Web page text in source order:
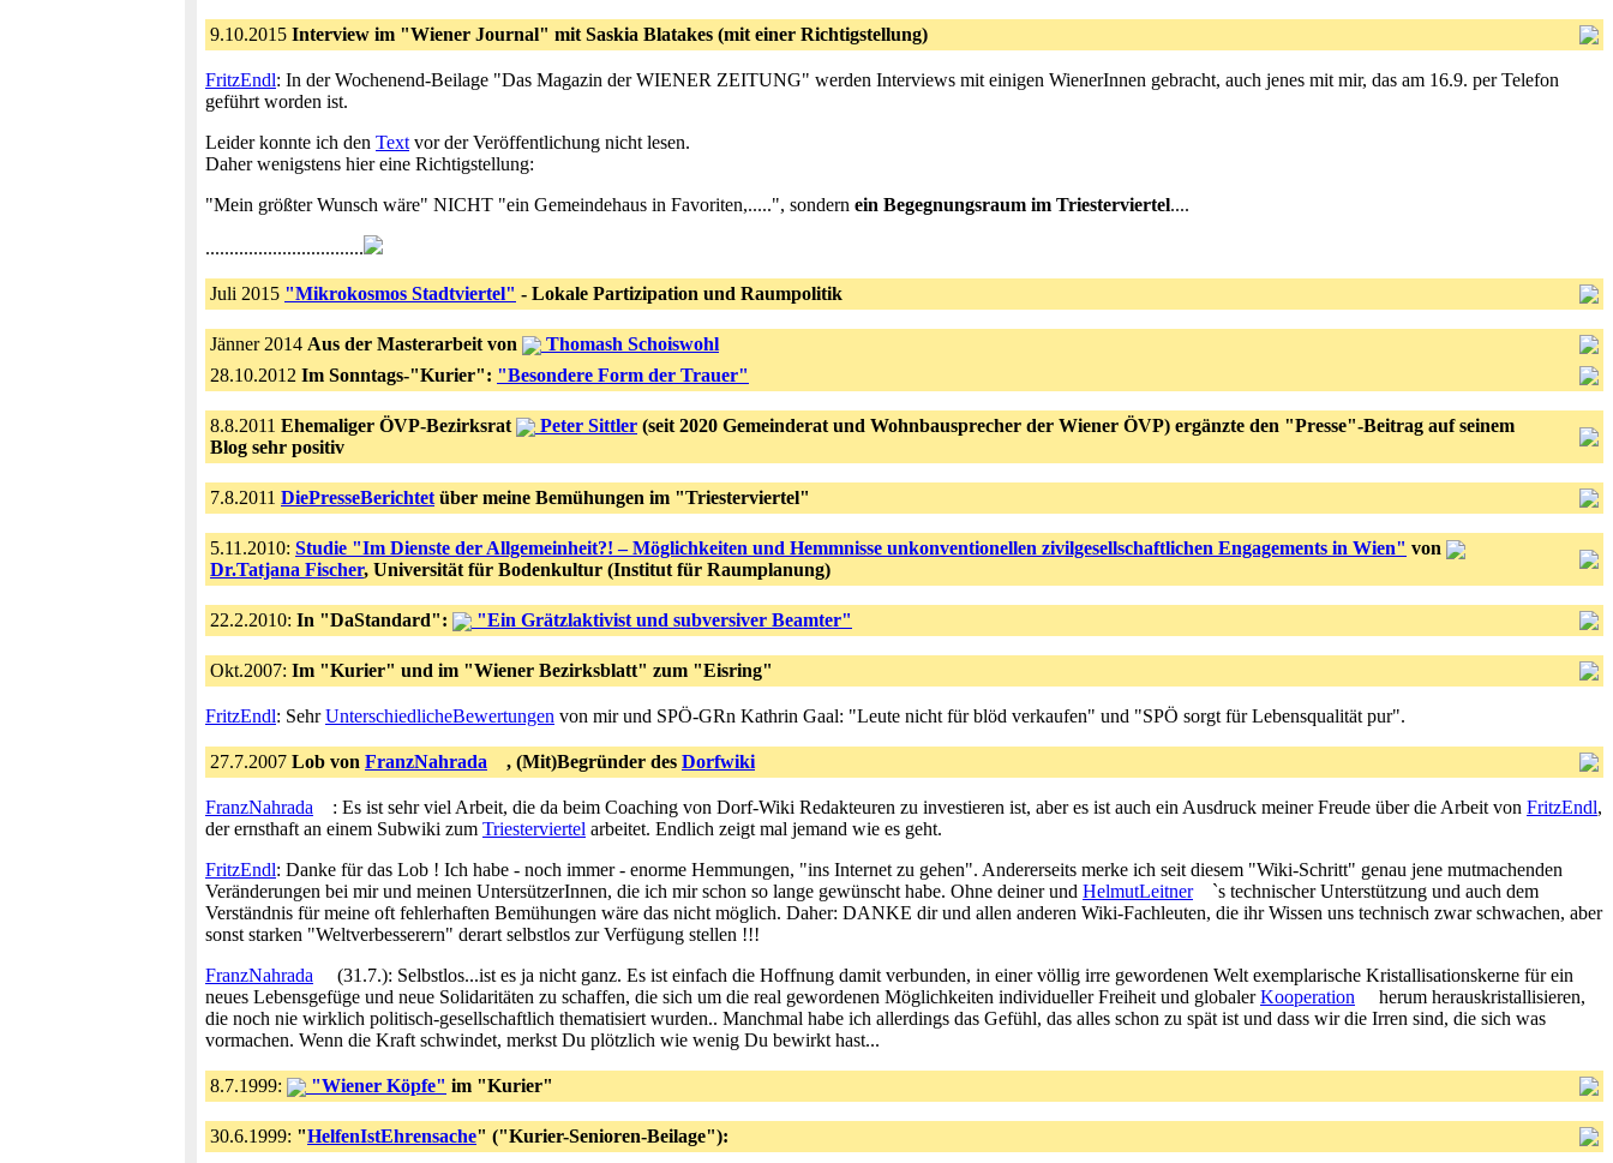
9.10.2015 Interview im "Wiener Journal" mit Saskia Blatakes (mit einer Richtigstellung)
FritzEndl: In der Wochenend-Beilage "Das Magazin der WIENER ZEITUNG" werden Interviews mit einigen WienerInnen gebracht, auch jenes mit mir, das am 16.9. per Telefon
geführt worden ist.
Leider konnte ich den Text vor der Veröffentlichung nicht lesen.
Daher wenigstens hier eine Richtigstellung:
"Mein größter Wunsch wäre" NICHT "ein Gemeindehaus in Favoriten,.....", sondern ein Begegnungsraum im Triesterviertel....
.................................
Juli 2015 "Mikrokosmos Stadtviertel" - Lokale Partizipation und Raumpolitik
Jänner 2014 Aus der Masterarbeit von
Thomash Schoiswohl
28.10.2012 Im Sonntags-"Kurier": "Besondere Form der Trauer"
8.8.2011 Ehemaliger ÖVP-Bezirksrat Peter Sittler (seit 2020 Gemeinderat und Wohnbausprecher der Wiener ÖVP) ergänzte den "Presse"-Beitrag auf seinem
Blog sehr positiv
7.8.2011 DiePresseBerichtet über meine Bemühungen im "Triesterviertel"
5.11.2010: Studie "Im Dienste der Allgemeinheit?! – Möglichkeiten und Hemmnisse unkonventionellen zivilgesellschaftlichen Engagements in Wien" von
Dr.Tatjana Fischer, Universität für Bodenkultur (Institut für Raumplanung)
22.2.2010: In "DaStandard": "Ein Grätzlaktivist und subversiver Beamter"
Okt.2007: Im "Kurier" und im "Wiener Bezirksblatt" zum "Eisring"
FritzEndl: SehrUnterschiedlicheBewertungen von mir und SPÖ-GRn Kathrin Gaal: "Leute nicht für blöd verkaufen" und "SPÖ sorgt für Lebensqualität pur".
27.7.2007 Lob von FranzNahrada , (Mit)Begründer des Dorfwiki
FranzNahrada : Es ist sehr viel Arbeit, die da beim Coaching von Dorf-Wiki Redakteuren zu investieren ist, aber es ist auch ein Ausdruck meiner Freude über die Arbeit von FritzEndl,
der ernsthaft an einem Subwiki zum Triesterviertel arbeitet. Endlich zeigt mal jemand wie es geht.
FritzEndl: Danke für das Lob ! Ich habe - noch immer - enorme Hemmungen, "ins Internet zu gehen". Andererseits merke ich seit diesem "Wiki-Schritt" genau jene mutmachenden
Veränderungen bei mir und meinen UntersützerInnen, die ich mir schon so lange gewünscht habe. Ohne deiner und HelmutLeitner
`s technischer Unterstützung und auch dem
Verständnis für meine oft fehlerhaften Bemühungen wäre das nicht möglich. Daher: DANKE dir und allen anderen Wiki-Fachleuten, die ihr Wissen uns technisch zwar schwachen, aber
sonst starken "Weltverbesserern" derart selbstlos zur Verfügung stellen !!!
FranzNahrada
(31.7.): Selbstlos...ist es ja nicht ganz. Es ist einfach die Hoffnung damit verbunden, in einer völlig irre gewordenen Welt exemplarische Kristallisationskerne für ein
neues Lebensgefüge und neue Solidaritäten zu schaffen, die sich um die real gewordenen Möglichkeiten individueller Freiheit und globalerKooperation
herum herauskristallisieren,
die noch nie wirklich politisch-gesellschaftlich thematisiert wurden.. Manchmal habe ich allerdings das Gefühl, das alles schon zu spät ist und dass wir die Irren sind, die sich was
vormachen. Wenn die Kraft schwindet, merkst Du plötzlich wie wenig Du bewirkt hast...
8.7.1999: "Wiener Köpfe" im "Kurier"
30.6.1999: "HelfenIstEhrensache" ("Kurier-Senioren-Beilage"):